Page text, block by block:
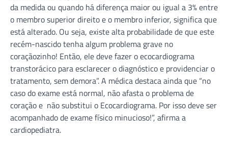
da medida ou quando há diferença maior ou igual a 3% entre
o membro superior direito e o membro inferior, significa que
está alterado. Ou seja, existe alta probabilidade de que este
recém-nascido tenha algum problema grave no
coraçãozinho! Então, ele deve fazer o ecocardiograma
transtorácico para esclarecer o diagnóstico e providenciar o
tratamento, sem demora”. A médica destaca ainda que “no
caso do exame está normal, não afasta o problema de
coração e não substitui o Ecocardiograma. Por isso deve ser
acompanhado de exame físico minucioso!”, afirma a
cardiopediatra.